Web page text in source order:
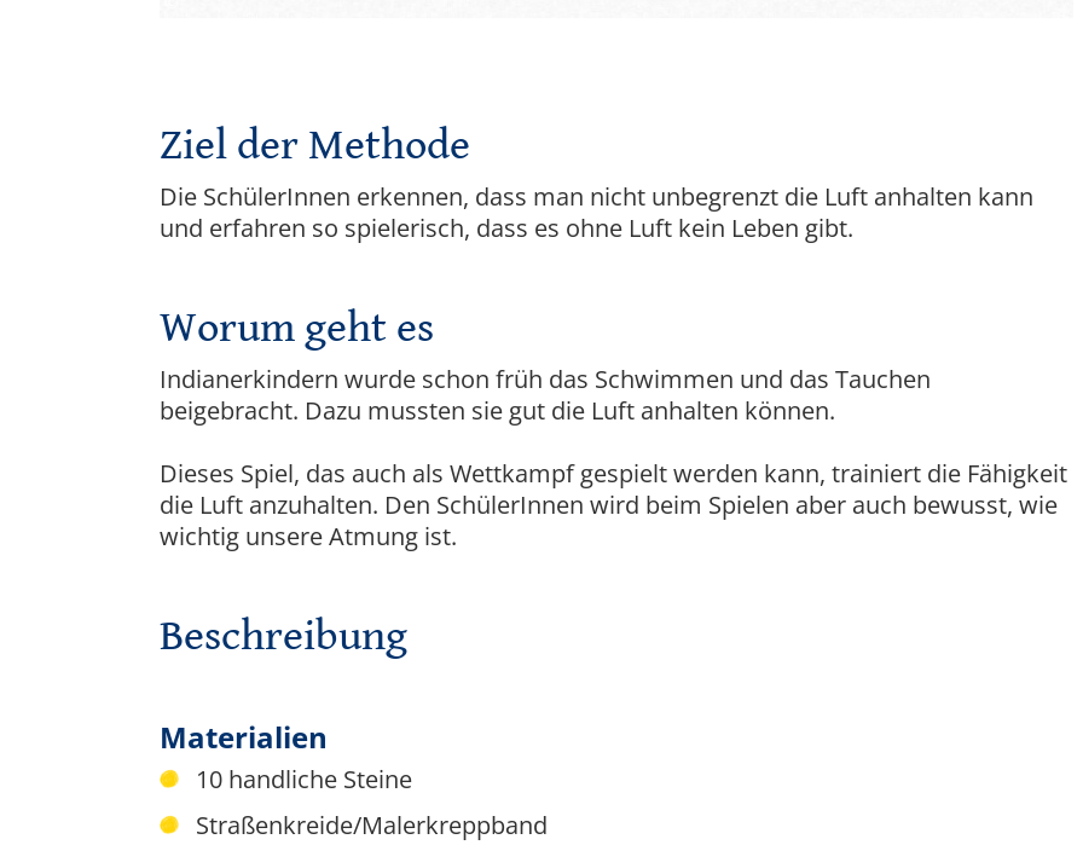
Ziel der Methode
Die SchülerInnen erkennen, dass man nicht unbegrenzt die Luft anhalten kann
und erfahren so spielerisch, dass es ohne Luft kein Leben gibt.
Worum geht es
Indianerkindern wurde schon früh das Schwimmen und das Tauchen
beigebracht. Dazu mussten sie gut die Luft anhalten können.
Dieses Spiel, das auch als Wettkampf gespielt werden kann, trainiert die Fähigkeit
die Luft anzuhalten. Den SchülerInnen wird beim Spielen aber auch bewusst, wie
wichtig unsere Atmung ist.
Beschreibung
Materialien
10 handliche Steine
Straßenkreide/Malerkreppband